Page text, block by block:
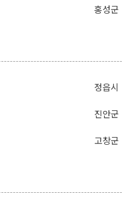
홍성군
정읍시
진안군
고창군